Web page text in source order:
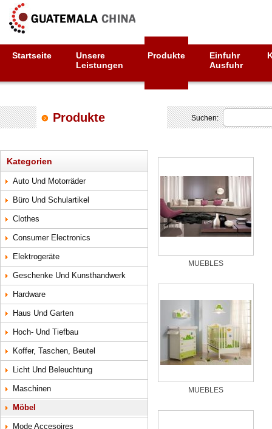
Startseite
Unsere
Leistungen
Produkte
Einfuhr
Ausfuhr
Produkte Suchen:
Kategorien
Auto Und Motorräder
Büro Und Schulartikel
Clothes
Consumer Electronics
Elektrogeräte
Geschenke Und Kunsthandwerk
Hardware
Haus Und Garten
Hoch- Und Tiefbau
Koffer, Taschen, Beutel
Licht Und Beleuchtung
Maschinen
Möbel
Mode Accesoires
MUEBLES‏
MUEBLES‏